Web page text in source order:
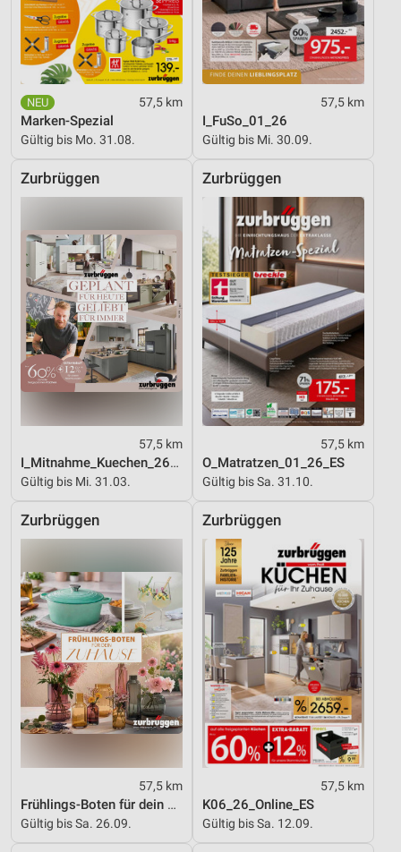
57,5 km
Marken-Spezial
Gültig bis Mo. 31.08.
57,5 km
I_FuSo_01_26
Gültig bis Mi. 30.09.
Zurbrüggen
57,5 km
I_Mitnahme_Kuechen_26_ES
Gültig bis Mi. 31.03.
Zurbrüggen
57,5 km
O_Matratzen_01_26_ES
Gültig bis Sa. 31.10.
Zurbrüggen
57,5 km
Frühlings-Boten für dein Zuhause
Gültig bis Sa. 26.09.
Zurbrüggen
57,5 km
K06_26_Online_ES
Gültig bis Sa. 12.09.
Performance
Funktional
Werbung